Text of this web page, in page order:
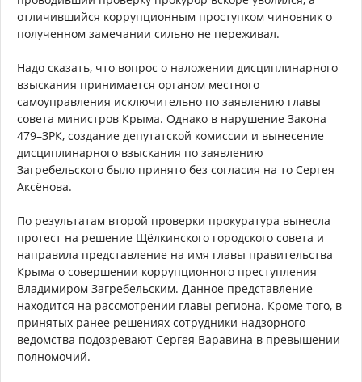
отличившийся коррупционным проступком чиновник о
полученном замечании сильно не переживал.
Надо сказать, что вопрос о наложении дисциплинарного
взыскания принимается органом местного
самоуправления исключительно по заявлению главы
совета министров Крыма. Однако в нарушение Закона
479–ЗРК, создание депутатской комиссии и вынесение
дисциплинарного взыскания по заявлению
Загребельского было принято без согласия на то Сергея
Аксёнова.
По результатам второй проверки прокуратура вынесла
протест на решение Щёлкинского городского совета и
направила представление на имя главы правительства
Крыма о совершении коррупционного преступления
Владимиром Загребельским. Данное представление
находится на рассмотрении главы региона. Кроме того, в
принятых ранее решениях сотрудники надзорного
ведомства подозревают Сергея Варавина в превышении
полномочий.